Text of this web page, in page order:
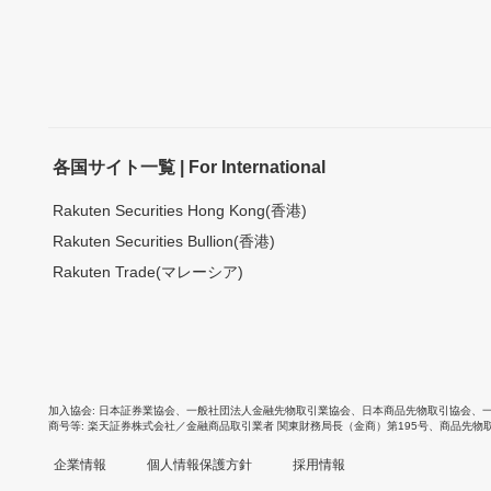
各国サイト一覧 | For International
Rakuten Securities Hong Kong(香港)
Rakuten Securities Bullion(香港)
Rakuten Trade(マレーシア)
加入協会 日本証券業協会 一般社団法人金融先物取引業協会 日本商品先物取引協会
商号等 楽天証券株式会社／金融商品取引業者 関東財務局長（金商）第195号、商品先物
企業情報 個人情報保護方針 採用情報